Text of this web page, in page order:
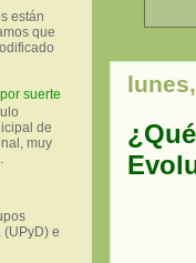
están
que
suerte
de
muy
e